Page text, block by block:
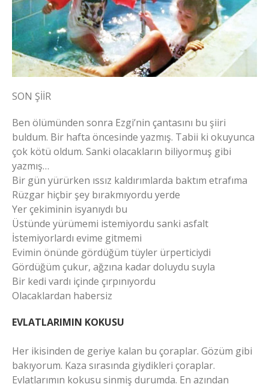
SON ŞİİR
Ben ölümünden sonra Ezgi’nin çantasını bu şiiri
buldum. Bir hafta öncesinde yazmış. Tabii ki okuyunca
çok kötü oldum. Sanki olacakların biliyormuş gibi
yazmış…
Bir gün yürürken ıssız kaldırımlarda baktım etrafıma
Rüzgar hiçbir şey bırakmıyordu yerde
Yer çekiminin isyanıydı bu
Üstünde yürümemi istemiyordu sanki asfalt
İstemiyorlardı evime gitmemi
Evimin önünde gördüğüm tüyler ürperticiydi
Gördüğüm çukur, ağzına kadar doluydu suyla
Bir kedi vardı içinde çırpınıyordu
Olacaklardan habersiz
EVLATLARIMIN KOKUSU
Her ikisinden de geriye kalan bu çoraplar. Gözüm gibi
bakıyorum. Kaza sırasında giydikleri çoraplar.
Evlatlarımın kokusu sinmiş durumda. En azından